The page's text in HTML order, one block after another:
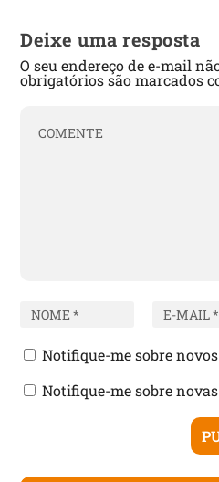
Deixe uma resposta
O seu endereço de e-mail
obrigatórios são marcados
Notifique-me sobre
Notifique-me sobre